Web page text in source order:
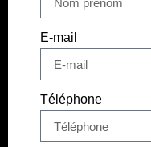
E-mail
Téléphone